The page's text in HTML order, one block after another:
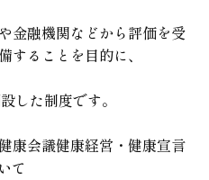
金融機関などから評価を受
することを目的に、
した制度です。
康会議健康経営・健康宣言
て